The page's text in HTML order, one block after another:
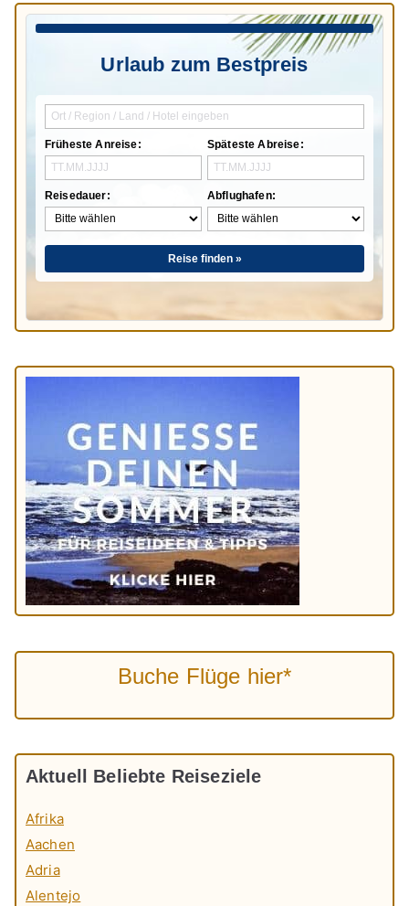
Urlaub zum Bestpreis
Früheste Anreise:
Reisedauer:
Späteste Abreise:
Abflughafen:
Reise finden »
Buche Flüge hier*
Aktuell Beliebte Reiseziele
Afrika
Aachen
Adria
Alentejo